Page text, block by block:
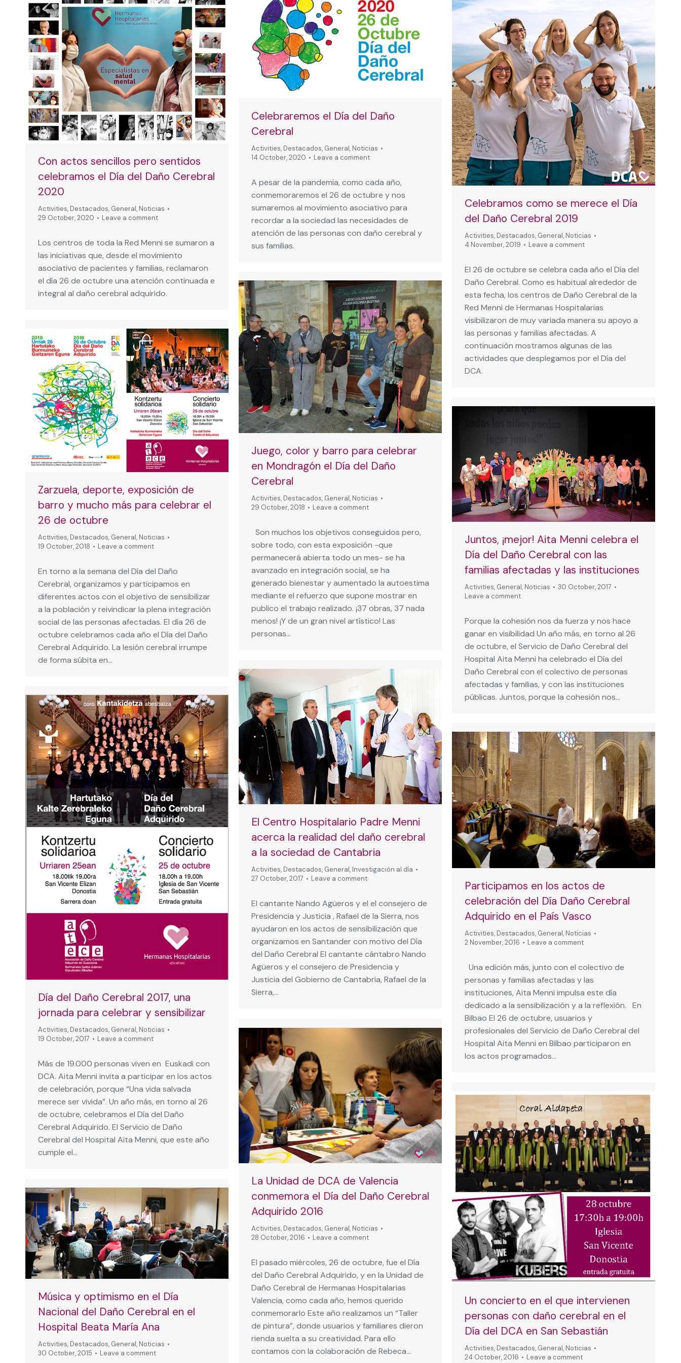
Con actos sencillos pero sentidos
celebramos el Día del Daño Cerebral
2020
Activities, Destacados, General, Noticias
29 October, 2020
Leave a comment
Los centros de toda la Red Menni se sumaron a
las iniciativas que, desde el movimiento
asociativo de pacientes y familias, reclamaron
el día 26 de octubre una atención continuada e
integral al daño cerebral adquirido.
Celebraremos el Día del Daño
Cerebral
Activities, Destacados, General, Noticias
14 October, 2020
Leave a comment
A pesar de la pandemia, como cada año,
conmemoraremos el 26 de octubre y nos
sumaremos al movimiento asociativo para
recordar a la sociedad las necesidades de
atención de las personas con daño cerebral y
sus familias.
Celebramos como se merece el Día
del Daño Cerebral 2019
Activities, Destacados, General, Noticias
4 November, 2019
Leave a comment
El 26 de octubre se celebra cada año el Día del
Daño Cerebral. Como es habitual alrededor de
esta fecha, los centros de Daño Cerebral de la
Red Menni de Hermanas Hospitalarias
visibilizaron de muy variada manera su apoyo a
las personas y familias afectadas. A
continuación mostramos algunas de las
actividades que desplegamos por el Día del
DCA.
Juego, color y barro para celebrar
en Mondragón el Día del Daño
Cerebral
Activities, Destacados, General, Noticias
29 October, 2018
Leave a comment
Son muchos los objetivos conseguidos pero,
sobre todo, con esta exposición -que
permanecerá abierta todo un mes- se ha
avanzado en integración social, se ha
generado bienestar y aumentado la autoestima
mediante el refuerzo que supone mostrar en
publico el trabajo realizado. ¡37 obras, 37 nada
menos! ¡Y de un gran nivel artístico! Las
personas…
Zarzuela, deporte, exposición de
barro y mucho más para celebrar el
26 de octubre
Activities, Destacados, General, Noticias
19 October, 2018
Leave a comment
En torno a la semana del Día del Daño
Cerebral, organizamos y participamos en
diferentes actos con el objetivo de sensibilizar
a la población y reivindicar la plena integración
social de las personas afectadas. El día 26 de
octubre celebramos cada año el Día del Daño
Cerebral Adquirido. La lesión cerebral irrumpe
de forma súbita en…
Juntos, ¡mejor! Aita Menni celebra el
Día del Daño Cerebral con las
familias afectadas y las instituciones
Activities, General, Noticias
30 October, 2017
Leave a comment
Porque la cohesión nos da fuerza y nos hace
ganar en visibilidad Un año más, en torno al 26
de octubre, el Servicio de Daño Cerebral del
Hospital Aita Menni ha celebrado el Día del
Daño Cerebral con el colectivo de personas
afectadas y familias, y con las instituciones
públicas. Juntos, porque la cohesión nos…
El Centro Hospitalario Padre Menni
acerca la realidad del daño cerebral
a la sociedad de Cantabria
Activities, Destacados, General, Investigación al día
27 October, 2017
Leave a comment
El cantante Nando Agüeros y el el consejero de
Presidencia y Justicia , Rafael de la Sierra, nos
ayudaron en los actos de sensibilización que
organizamos en Santander con motivo del Día
del Daño Cerebral El cantante cántabro Nando
Agüeros y el consejero de Presidencia y
Justicia del Gobierno de Cantabria, Rafael de la
Sierra,…
Día del Daño Cerebral 2017, una
jornada para celebrar y sensibilizar
Activities, Destacados, General, Noticias
19 October, 2017
Leave a comment
Más de 19.000 personas viven en Euskadi con
DCA. Aita Menni invita a participar en los actos
de celebración, porque “Una vida salvada
merece ser vivida”. Un año más, en torno al 26
de octubre, celebramos el Día del Daño
Cerebral Adquirido. El Servicio de Daño
Cerebral del Hospital Aita Menni, que este año
cumple el…
Participamos en los actos de
celebración del Día Daño Cerebral
Adquirido en el País Vasco
Activities, Destacados, General, Noticias
2 November, 2016
Leave a comment
Una edición más, junto con el colectivo de
personas y familias afectadas y las
instituciones, Aita Menni impulsa este día
dedicado a la sensibilización y a la reflexión. En
Bilbao El 26 de octubre, usuarios y
profesionales del Servicio de Daño Cerebral del
Hospital Aita Menni en Bilbao participaron en
los actos programados…
La Unidad de DCA de Valencia
conmemora el Día del Daño Cerebral
Adquirido 2016
Activities, Destacados, General, Noticias
28 October, 2016
Leave a comment
El pasado miércoles, 26 de octubre, fue el Día
del Daño Cerebral Adquirido, y en la Unidad de
Daño Cerebral de Hermanas Hospitalarias
Valencia, como cada año, hemos querido
conmemorarlo Este año realizamos un “Taller
de pintura”, donde usuarios y familiares dieron
rienda suelta a su creatividad. Para ello
contamos con la colaboración de Rebeca…
Un concierto en el que intervienen
personas con daño cerebral en el
Día del DCA en San Sebastián
Activities, Destacados, General, Noticias
24 October, 2016
Leave a comment
Música y optimismo en el Día
Nacional del Daño Cerebral en el
Hospital Beata María Ana
Activities, Destacados, General, Noticias
30 October, 2015
Leave a comment